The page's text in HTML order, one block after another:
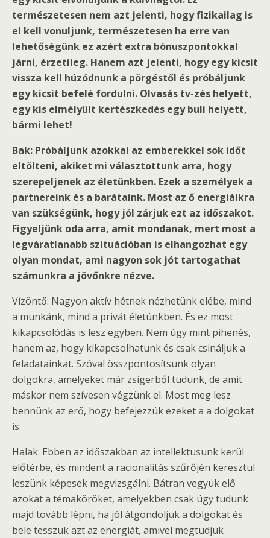
természetesen nem azt jelenti, hogy fizikailag is
el kell vonuljunk, természetesen ha erre van
lehetőségünk ez azért extra bónuszpontokkal
járni, érzetileg. Hanem azt jelenti, hogy egy kicsit
vissza kell húzódnunk a pörgéstől és próbáljunk
egy kicsit befelé fordulni. Olvasás tv-zés helyett,
egy kis elmélyült kertészkedés egy buli helyett,
bármi lehet!
Bak: Próbáljunk azokkal az emberekkel sok időt
eltölteni, akiket mi választottunk arra, hogy
szerepeljenek az életünkben. Ezek a személyek a
partnereink és a barátaink. Most az ő energiáikra
van szükségünk, hogy jól zárjuk ezt az időszakot.
Figyeljünk oda arra, amit mondanak, mert most a
legváratlanabb szituációban is elhangozhat egy
olyan mondat, ami nagyon sok jót tartogathat
számunkra a jövőnkre nézve.
Vízöntő: Nagyon aktív hétnek nézhetünk elébe, mind
a munkánk, mind a privát életünkben. És ez most
kikapcsolódás is lesz egyben. Nem úgy mint pihenés,
hanem az, hogy kikapcsolhatunk és csak csináljuk a
feladatainkat. Szóval összpontosítsunk olyan
dolgokra, amelyeket már zsigerből tudunk, de amit
máskor nem szívesen végzünk el. Most meg lesz
bennünk az erő, hogy befejezzük ezeket a a dolgokat
is.
Halak: Ebben az időszakban az intellektusunk kerül
előtérbe, és mindent a racionalitás szűrőjén keresztül
leszünk képesek megvizsgálni. Bátran vegyük elő
azokat a témaköröket, amelyekben csak úgy tudunk
majd tovább lépni, ha jól átgondoljuk a dolgokat és
bele tesszük azt az energiát, amivel megtudjuk